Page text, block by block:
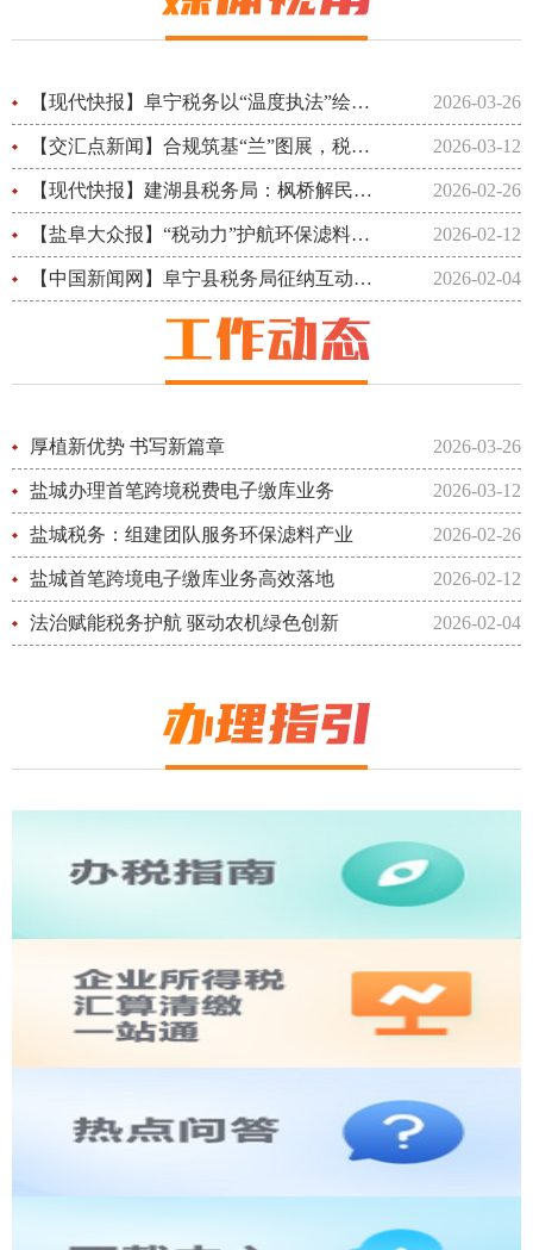
【现代快报】阜宁税务以“温度执法”绘就税企同心圆 2026-03-26
【交汇点新闻】合规筑基“兰”图展，税助花开共富路 2026-03-12
【现代快报】建湖县税务局：枫桥解民忧 服务暖民心 2026-02-26
【盐阜大众报】“税动力”护航环保滤料产业稳步前行 2026-02-12
【中国新闻网】阜宁县税务局征纳互动服务获纳税人点赞 2026-02-04
厚植新优势 书写新篇章 2026-03-26
盐城办理首笔跨境税费电子缴库业务 2026-03-12
盐城税务：组建团队服务环保滤料产业 2026-02-26
盐城首笔跨境电子缴库业务高效落地 2026-02-12
法治赋能税务护航 驱动农机绿色创新 2026-02-04